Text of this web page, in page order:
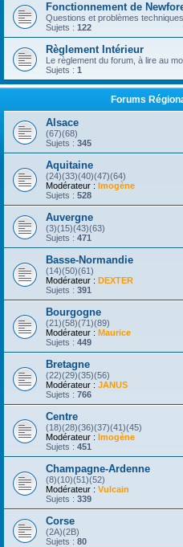
Fonctionnement de
Questions et problèmes
Sujets : 122
Règlement Intérieur
Le règlement du forum, à lire au
Sujets : 1
Forums
Alsace
(67)(68)
Sujets : 345
Aquitaine
(24)(33)(40)(47)(64)
Modérateur : Imogène
Sujets : 528
Auvergne
(3)(15)(43)(63)
Sujets : 471
Basse-Normandie
(14)(50)(61)
Modérateur : DEXTER
Sujets : 391
Bourgogne
(21)(58)(71)(89)
Modérateur : Maurice
Sujets : 449
Bretagne
(22)(29)(35)(56)
Modérateur : JANUS
Sujets : 766
Centre
(18)(28)(36)(37)(41)(45)
Modérateur : Imogène
Sujets : 451
Champagne-Ardenne
(8)(10)(51)(52)
Modérateur : Vulcain
Sujets : 339
Corse
(2A)(2B)
Sujets : 80